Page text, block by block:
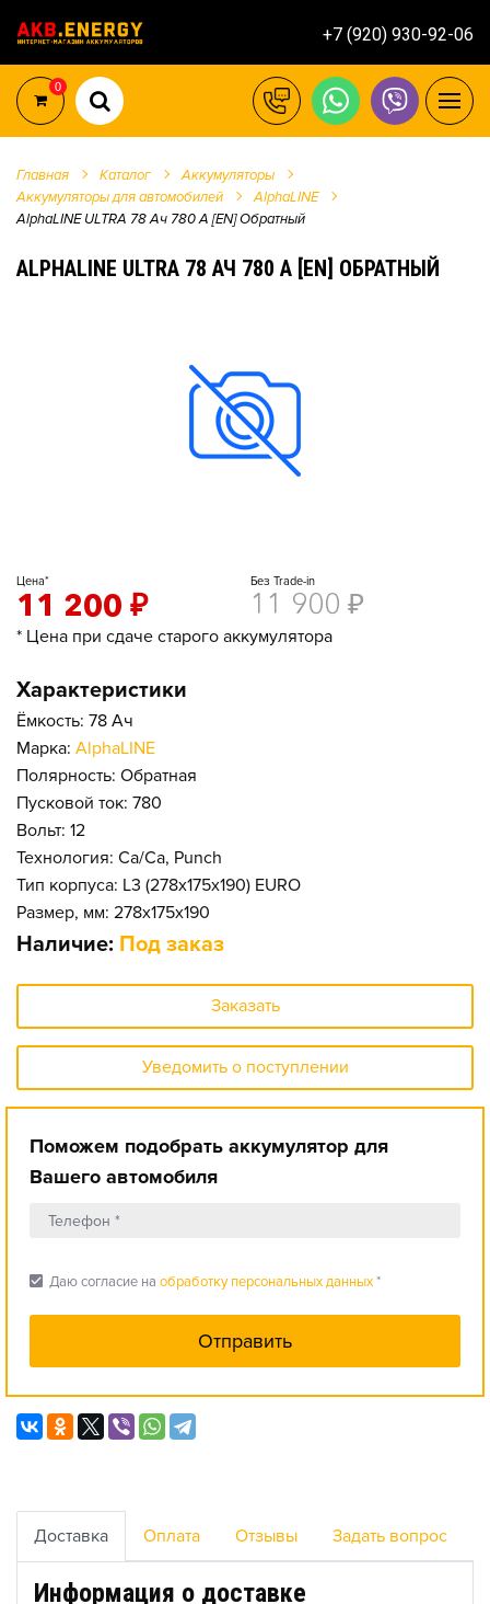
+7 (920) 930-92-06
0
Главная Каталог
Аккумуляторы
Аккумуляторы для автомобилей
AlphaLINE
AlphaLINE ULTRA 78 Ач 780 А [EN] Обратный
ALPHALINE ULTRA 78 АЧ 780 А [EN] ОБРАТНЫЙ
Цена*
11 200 ₽
Без Trade-in
11 900 ₽
* Цена при сдаче старого аккумулятора
Характеристики
Ёмкость: 78 Ач
Марка: AlphaLINE
Полярность: Обратная
Пусковой ток: 780
Вольт: 12
Технология: Ca/Ca, Punch
Тип корпуса: L3 (278x175x190) EURO
Размер, мм: 278x175x190
Наличие: Под заказ
Заказать
Уведомить о поступлении
Поможем подобрать аккумулятор для
Вашего автомобиля
check_box Даю согласие на обработку персональных данных*
Доставка Оплата Отзывы Задать вопрос
Информация о доставке